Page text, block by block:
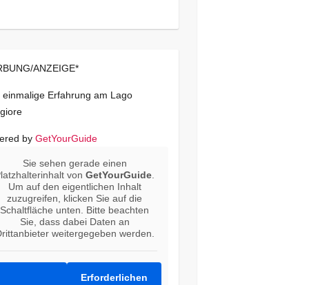
ANZEIGE*
einmalige Erfahrung am Lago
by GetYourGuide
Sie sehen gerade einen
vonGetYourGuide
Um auf den eigentlichen Inhalt
zuzugreifen, klicken Sie auf die
Schaltfläche unten. Bitte beachten
Sie, dass dabei Daten an
weitergegeben werden.
Erforderlichen